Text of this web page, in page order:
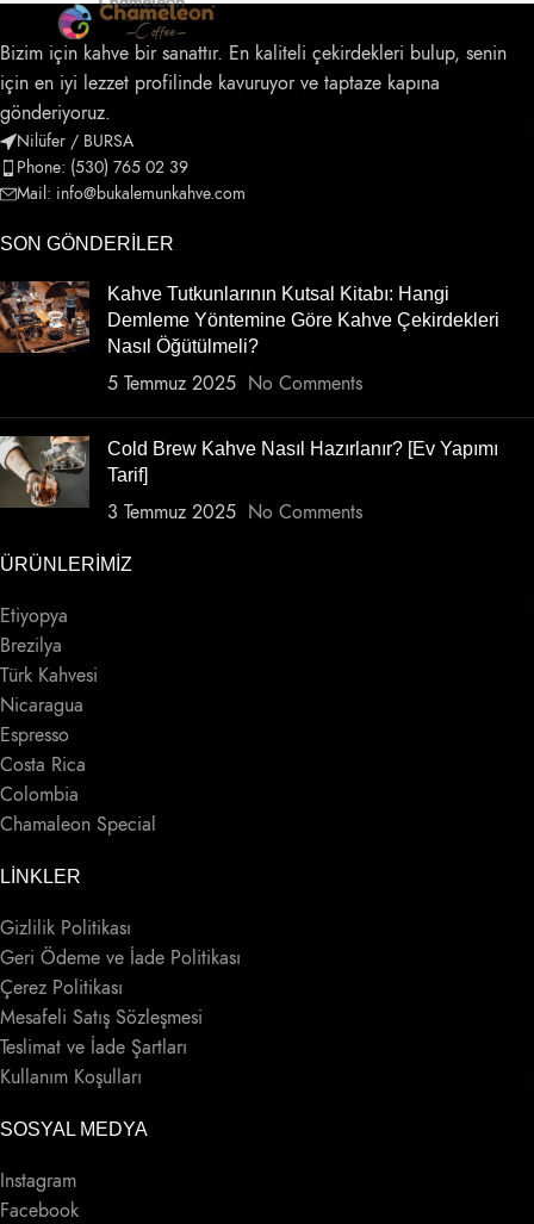
Bizim için kahve bir sanattır. En kaliteli çekirdekleri bulup, senin
için en iyi lezzet profilinde kavuruyor ve taptaze kapına
gönderiyoruz.
Nilüfer / BURSA
Phone: (530) 765 02 39
Mail: info@bukalemunkahve.com
SON GÖNDERILER
Kahve Tutkunlarının Kutsal Kitabı: Hangi
Demleme Yöntemine Göre Kahve Çekirdekleri
Nasıl Öğütülmeli?
5 Temmuz 2025 No Comments
Cold Brew Kahve Nasıl Hazırlanır? [Ev Yapımı
Tarif]
3 Temmuz 2025 No Comments
ÜRÜNLERIMIZ
Etiyopya
Brezilya
Türk Kahvesi
Nicaragua
Espresso
Costa Rica
Colombia
Chamaleon Special
LINKLER
Gizlilik Politikası
Geri Ödeme ve İade Politikası
Çerez Politikası
Mesafeli Satış Sözleşmesi
Teslimat ve İade Şartları
Kullanım Koşulları
SOSYAL MEDYA
Instagram
Facebook